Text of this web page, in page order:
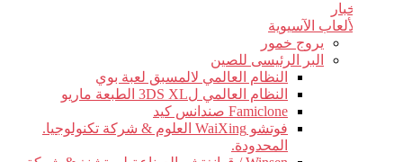
أخبار
الألعاب الآسيوية
يروج خمور
البر الرئيسى للصين
النظام العالمي لالمسبق لعبة بوي
النظام العالمي ل3DS XL الطبعة ماريو
Famiclone صندانس كيد
فوتشو WaiXing العلوم & شركة تكنولوجيا.
المحدودة.